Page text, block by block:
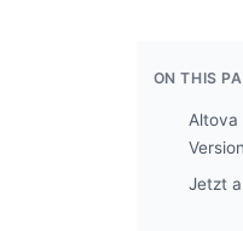
ON THIS
Altova
Jetzt